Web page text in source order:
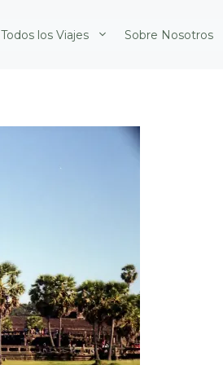
Todos los Viajes Sobre Nosotros